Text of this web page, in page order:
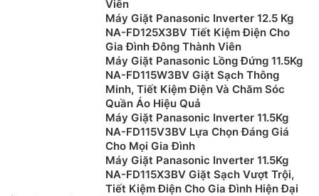
Viên
Máy Giặt Panasonic Inverter 12.5 Kg
NA-FD125X3BV Tiết Kiệm Điện Cho
Gia Đình Đông Thành Viên
Máy Giặt Panasonic Lồng Đứng 11.5Kg
NA-FD115W3BV Giặt Sạch Thông
Minh, Tiết Kiệm Điện Và Chăm Sóc
Quần Áo Hiệu Quả
Máy Giặt Panasonic Inverter 11.5Kg
NA-FD115V3BV Lựa Chọn Đáng Giá
Cho Mọi Gia Đình
Máy Giặt Panasonic Inverter 11.5Kg
NA-FD115X3BV Giặt Sạch Vượt Trội,
Tiết Kiệm Điện Cho Gia Đình Hiện Đại